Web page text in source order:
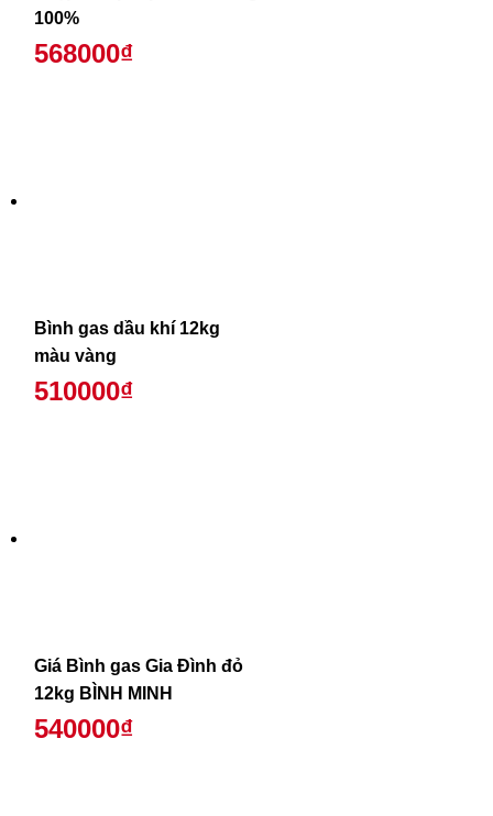
100%
568000₫
Bình gas dầu khí 12kg
màu vàng
510000₫
Giá Bình gas Gia Đình đỏ
12kg BÌNH MINH
540000₫